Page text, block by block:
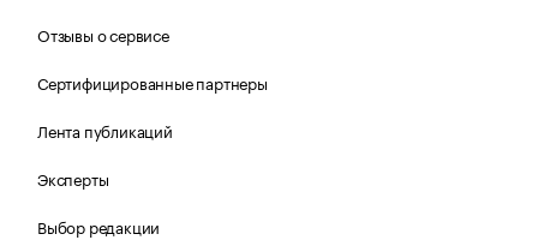
Отзывы о сервисе
Сертифицированные партнеры
Лента публикаций
Эксперты
Выбор редакции